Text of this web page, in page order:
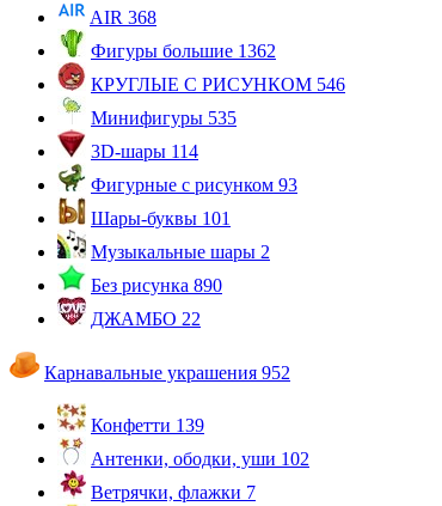
AIR 368
Фигуры большие 1362
КРУГЛЫЕ С РИСУНКОМ 546
Минифигуры 535
3D-шары 114
Фигурные с рисунком 93
Шары-буквы 101
Музыкальные шары 2
Без рисунка 890
ДЖАМБО 22
Карнавальные украшения 952
Конфетти 139
Антенки, ободки, уши 102
Ветрячки, флажки 7